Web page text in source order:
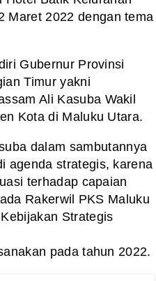
Maret 2022 dengan tema
Gubernur Provinsi
Timur yakni
Ali Kasuba Wakil
Kota di Maluku Utara.
dalam sambutannya
agenda strategis, karena
terhadap capaian
Rakerwil PKS Maluku
Strategis
pada tahun 2022.